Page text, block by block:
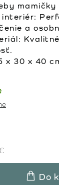
mamičky
a
x 30 x 40
Do